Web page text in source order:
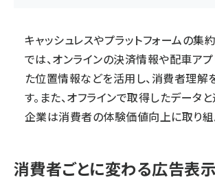
キャッシュレスやプラットフォームの集
では、オンラインの決済情報や配車ア
た位置情報などを活用し、消費者理解
す。また、オフラインで取得したデータ
企業は消費者の体験価値向上に取り組
消費者ごとに変わる広告表示